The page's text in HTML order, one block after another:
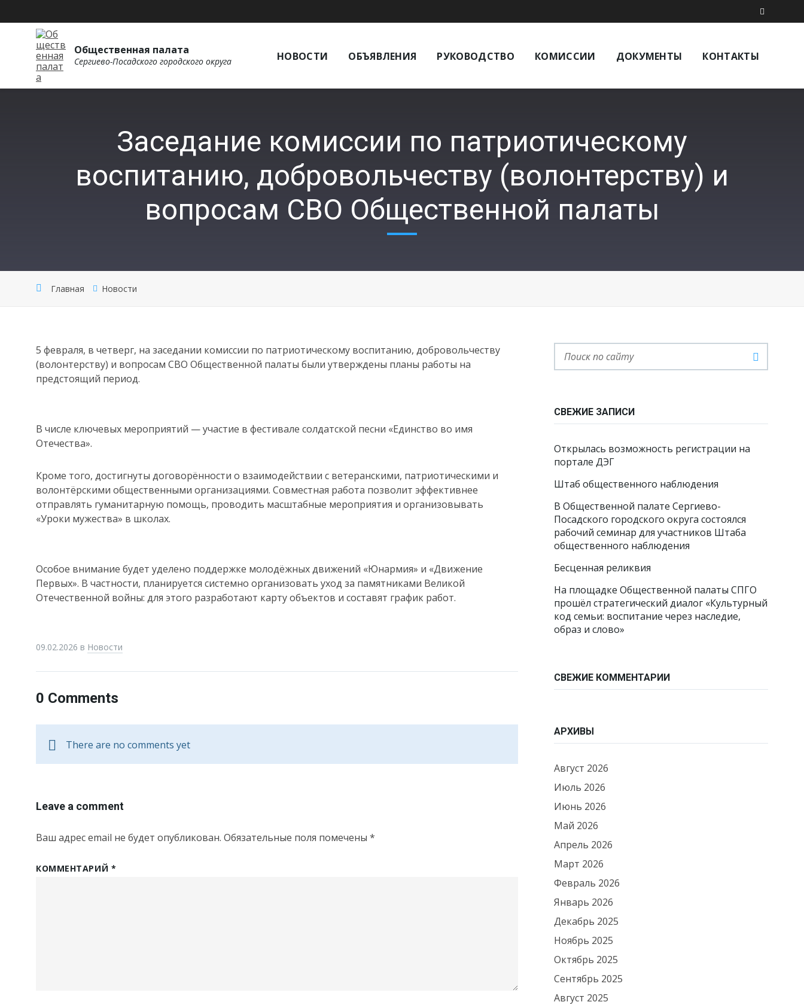
Общественная палата
Сергиево-Посадского городского округа НОВОСТИ ОБЪЯВЛЕНИЯ РУКОВОДСТВО КОМИССИИ ДОКУМЕНТЫ КОНТАКТЫ
Заседание комиссии по патриотическому
воспитанию, добровольчеству (волонтерству) и
вопросам СВО Общественной палаты
Главная Новости
5 февраля, в четверг, на заседании комиссии по патриотическому воспитанию, добровольчеству
(волонтерству) и вопросам СВО Общественной палаты были утверждены планы работы на
предстоящий период.
В числе ключевых мероприятий — участие в фестивале солдатской песни «Единство во имя
Отечества».
Кроме того, достигнуты договорённости о взаимодействии с ветеранскими, патриотическими и
волонтёрскими общественными организациями. Совместная работа позволит эффективнее
отправлять гуманитарную помощь, проводить масштабные мероприятия и организовывать
«Уроки мужества» в школах.
Особое внимание будет уделено поддержке молодёжных движений «Юнармия» и «Движение
Первых». В частности, планируется системно организовать уход за памятниками Великой
Отечественной войны: для этого разработают карту объектов и составят график работ.
09.02.2026 в Новости
0 Comments
There are no comments yet
Leave a comment
Ваш адрес email не будет опубликован. Обязательные поля помечены *
КОММЕНТАРИЙ *
СВЕЖИЕ ЗАПИСИ
Открылась возможность регистрации на
портале ДЭГ
Штаб общественного наблюдения
В Общественной палате Сергиево-
Посадского городского округа состоялся
рабочий семинар для участников Штаба
общественного наблюдения
Бесценная реликвия
На площадке Общественной палаты СПГО
прошёл стратегический диалог «Культурный
код семьи: воспитание через наследие,
образ и слово»
СВЕЖИЕ КОММЕНТАРИИ
АРХИВЫ
Август 2026
Июль 2026
Июнь 2026
Май 2026
Апрель 2026
Март 2026
Февраль 2026
Январь 2026
Декабрь 2025
Ноябрь 2025
Октябрь 2025
Сентябрь 2025
Август 2025